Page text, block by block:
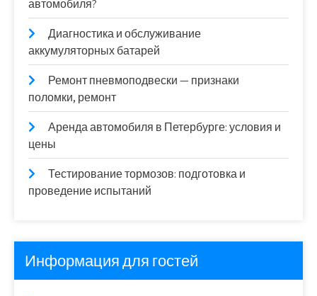
автомобиля?
Диагностика и обслуживание
аккумуляторных батарей
Ремонт пневмоподвески — признаки
поломки, ремонт
Аренда автомобиля в Петербурге: условия и
цены
Тестирование тормозов: подготовка и
проведение испытаний
Информация для гостей